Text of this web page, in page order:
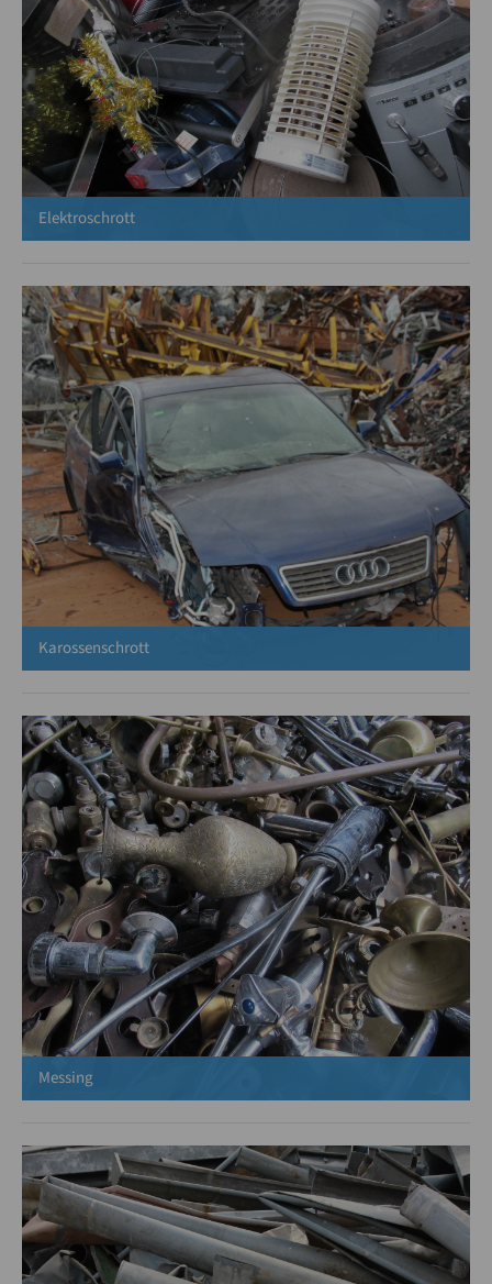
Elektroschrott
Karossenschrott
Messing